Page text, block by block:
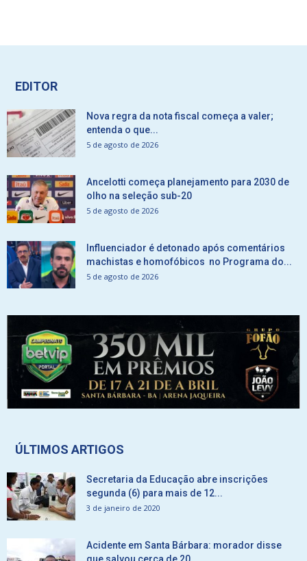
EDITOR
Nova regra da nota fiscal começa a valer;
entenda o que...
5 de agosto de 2026
Ancelotti começa planejamento para 2030 de
olho na seleção sub-20
5 de agosto de 2026
Influenciador é detonado após comentários
machistas e homofóbicos no Programa do...
5 de agosto de 2026
ÚLTIMOS ARTIGOS
Secretaria da Educação abre inscrições
segunda (6) para mais de 12...
3 de janeiro de 2020
Acidente em Santa Bárbara: morador disse